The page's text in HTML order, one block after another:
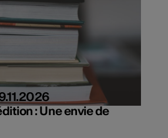
: Une envie de